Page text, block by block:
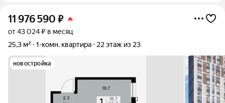
11 976 590 ₽
от 43 024 ₽ в месяц
25,3 м²
1-комн. квартира 22 этаж из 23
новостройка